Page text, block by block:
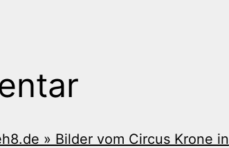
» Bilder vom Circus Krone in